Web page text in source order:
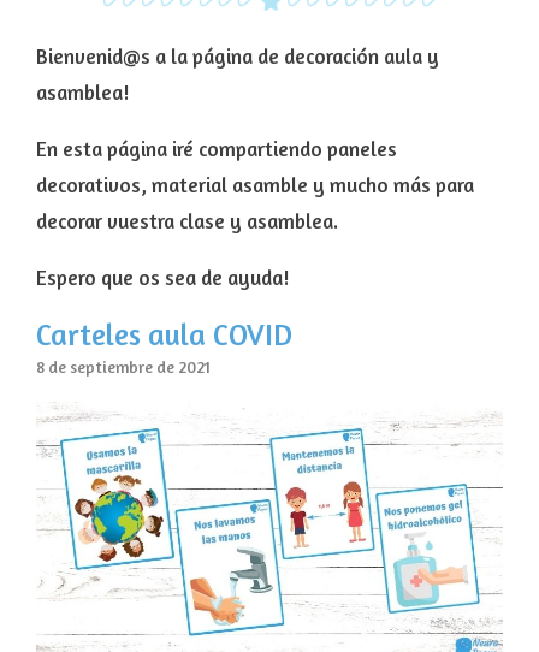
Bienvenid@s a la página de decoración aula y
asamblea!
En esta página iré compartiendo paneles
decorativos, material asamble y mucho más para
decorar vuestra clase y asamblea.
Espero que os sea de ayuda!
Carteles aula COVID
8 de septiembre de 2021